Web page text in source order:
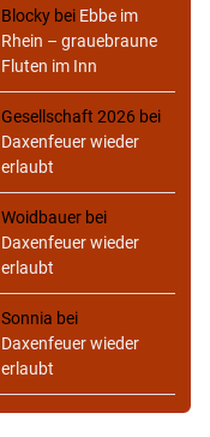
Blocky bei Ebbe im
Rhein – grauebraune
Fluten im Inn
Gesellschaft 2026 bei
Daxenfeuer wieder
erlaubt
Woidbauer bei
Daxenfeuer wieder
erlaubt
Sonnia bei
Daxenfeuer wieder
erlaubt